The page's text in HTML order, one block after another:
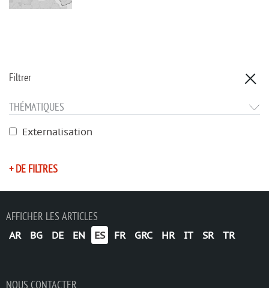
Filtrer
THÉMATIQUES
Externalisation
+ DE FILTRES
AFFICHER LES ARTICLES
AR BG DE EN ES FR GRC HR IT SR TR
NOUS CONTACTER